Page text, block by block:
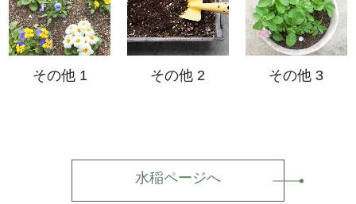
その他 1 その他 2 その他 3
水稲ページへ